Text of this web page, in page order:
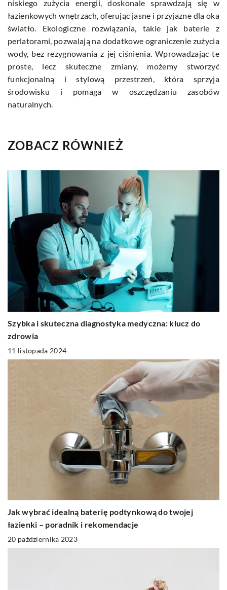
niskiego zużycia energii, doskonale sprawdzają się w
łazienkowych wnętrzach, oferując jasne i przyjazne dla oka
światło. Ekologiczne rozwiązania, takie jak baterie z
perlatorami, pozwalają na dodatkowe ograniczenie zużycia
wody, bez rezygnowania z jej ciśnienia. Wprowadzając te
proste, lecz skuteczne zmiany, możemy stworzyć
funkcjonalną i stylową przestrzeń, która sprzyja
środowisku i pomaga w oszczędzaniu zasobów
naturalnych.
ZOBACZ RÓWNIEŻ
Szybka i skuteczna diagnostyka medyczna: klucz do
zdrowia
11 listopada 2024
Jak wybrać idealną baterię podtynkową do twojej
łazienki – poradnik i rekomendacje
20 października 2023